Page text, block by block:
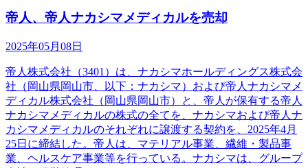
帝人、帝人ナカシマメディカルを売却
2025年05月08日
帝人株式会社（3401）は、ナカシマホールディングス株式会
社（岡山県岡山市、以下：ナカシマ）および帝人ナカシマメ
ディカル株式会社（岡山県岡山市）と、帝人が保有する帝人
ナカシマメディカルの株式の全てを、ナカシマおよび帝人ナ
カシマメディカルのそれぞれに譲渡する契約を、2025年4月
25日に締結した。帝人は、マテリアル事業、繊維・製品事
業、ヘルスケア事業等を行っている。ナカシマは、グループ